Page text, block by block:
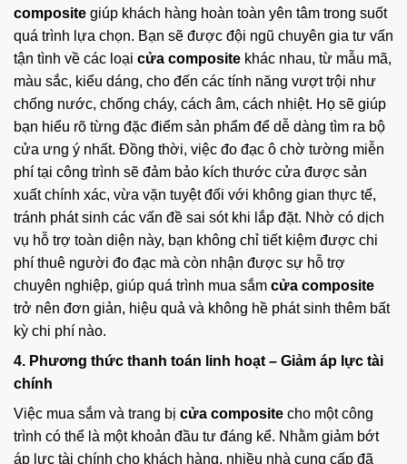
composite giúp khách hàng hoàn toàn yên tâm trong suốt
quá trình lựa chọn. Bạn sẽ được đội ngũ chuyên gia tư vấn
tận tình về các loại cửa composite khác nhau, từ mẫu mã,
màu sắc, kiểu dáng, cho đến các tính năng vượt trội như
chống nước, chống cháy, cách âm, cách nhiệt. Họ sẽ giúp
bạn hiểu rõ từng đặc điểm sản phẩm để dễ dàng tìm ra bộ
cửa ưng ý nhất. Đồng thời, việc đo đạc ô chờ tường miễn
phí tại công trình sẽ đảm bảo kích thước cửa được sản
xuất chính xác, vừa vặn tuyệt đối với không gian thực tế,
tránh phát sinh các vấn đề sai sót khi lắp đặt. Nhờ có dịch
vụ hỗ trợ toàn diện này, bạn không chỉ tiết kiệm được chi
phí thuê người đo đạc mà còn nhận được sự hỗ trợ
chuyên nghiệp, giúp quá trình mua sắm cửa composite
trở nên đơn giản, hiệu quả và không hề phát sinh thêm bất
kỳ chi phí nào.
4. Phương thức thanh toán linh hoạt – Giảm áp lực tài
chính
Việc mua sắm và trang bị cửa composite cho một công
trình có thể là một khoản đầu tư đáng kể. Nhằm giảm bớt
áp lực tài chính cho khách hàng, nhiều nhà cung cấp đã